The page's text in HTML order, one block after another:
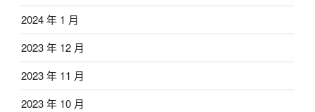
2024 年 1 月
2023 年 12 月
2023 年 11 月
2023 年 10 月